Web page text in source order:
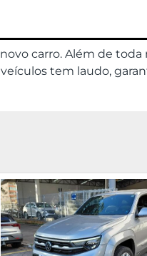
carro. Além de toda
tem laudo,